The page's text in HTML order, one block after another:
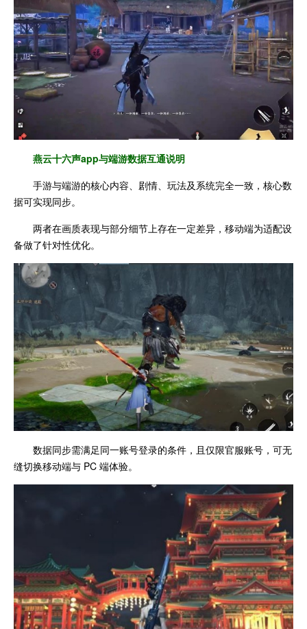
燕云十六声app与端游数据互通说明
手游与端游的核心内容、剧情、玩法及系统完全一致，核心数
据可实现同步。
两者在画质表现与部分细节上存在一定差异，移动端为适配设
备做了针对性优化。
数据同步需满足同一账号登录的条件，且仅限官服账号，可无
缝切换移动端与 PC 端体验。